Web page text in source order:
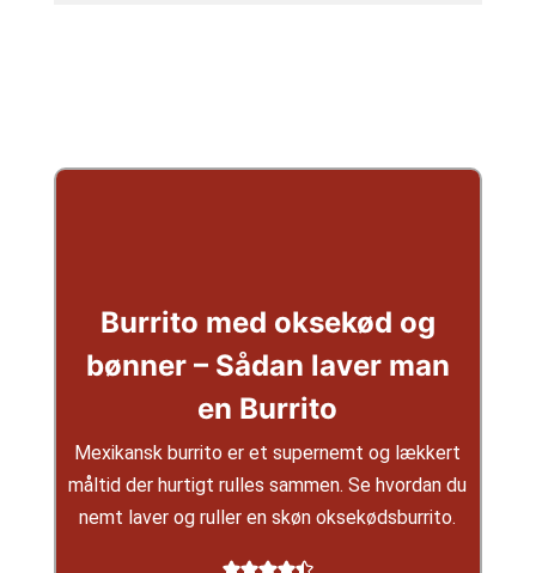
Burrito med oksekød og
bønner – Sådan laver man
en Burrito
Mexikansk burrito er et supernemt og lækkert
måltid der hurtigt rulles sammen. Se hvordan du
nemt laver og ruller en skøn oksekødsburrito.